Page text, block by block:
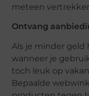
meteen
Ontvang
Als je minder
wanneer je
toch leuk op
Bepaalde